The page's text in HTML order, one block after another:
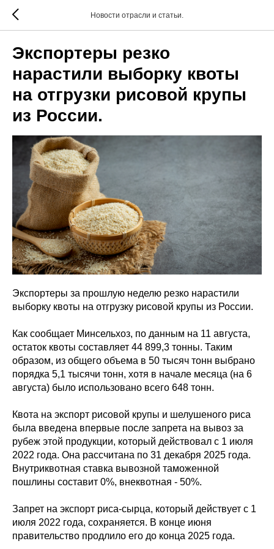
Новости отрасли и статьи.
Экспортеры резко
нарастили выборку квоты
на отгрузки рисовой крупы
из России.
Экспортеры за прошлую неделю резко нарастили
выборку квоты на отгрузку рисовой крупы из России.
Как сообщает Минсельхоз, по данным на 11 августа,
остаток квоты составляет 44 899,3 тонны. Таким
образом, из общего объема в 50 тысяч тонн выбрано
порядка 5,1 тысячи тонн, хотя в начале месяца (на 6
августа) было использовано всего 648 тонн.
Квота на экспорт рисовой крупы и шелушеного риса
была введена впервые после запрета на вывоз за
рубеж этой продукции, который действовал с 1 июля
2022 года. Она рассчитана по 31 декабря 2025 года.
Внутриквотная ставка вывозной таможенной
пошлины составит 0%, внеквотная - 50%.
Запрет на экспорт риса-сырца, который действует с 1
июля 2022 года, сохраняется. В конце июня
правительство продлило его до конца 2025 года.